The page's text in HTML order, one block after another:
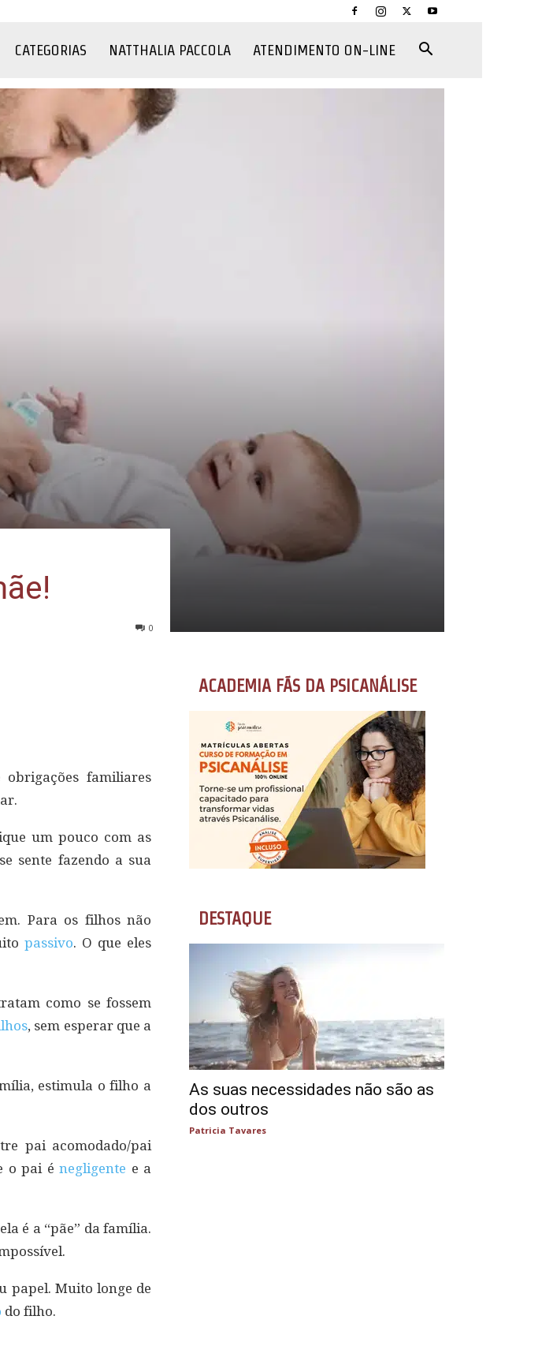
CATEGORIAS NATTHALIA PACCOLA ATENDIMENTO ON-LINE
0
familiares
um pouco com as
sente fazendo a sua
Para os filhos não
passivo. O que eles
como se fossem
, sem esperar que a
estimula o filho a
pai acomodado/pai
o pai énegligente e a
é a “pãe” da família.
papel. Muito longe de
do filho.
ACADEMIA FÃS DA PSICANÁLISE
DESTAQUE
As suas necessidades não são as
dos outros
Patricia Tavares